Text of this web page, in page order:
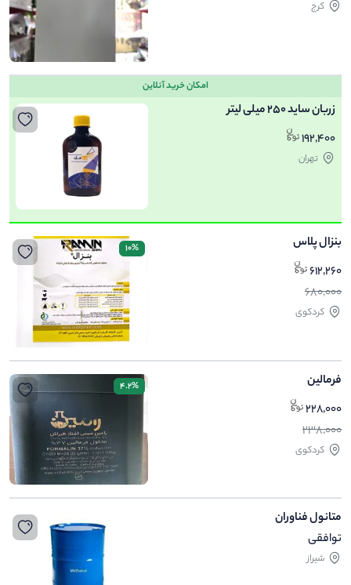
كرج
امکان خرید آنلاین
زربان ساید 250 میلی لیتر
192,400
تهران
بنزال پلاس
612,260
680,000
کردکوی
10%
فرمالین
228,000
238,000
کردکوی
4.2%
متانول فناوران
توافقی
شیراز